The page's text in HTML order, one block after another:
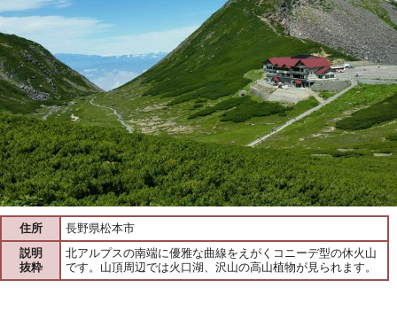
住所
長野県松本市
説明
抜粋
北アルプスの南端に優雅な曲線をえがくコニーデ型の休火山
です。山頂周辺では火口湖、沢山の高山植物が見られます。